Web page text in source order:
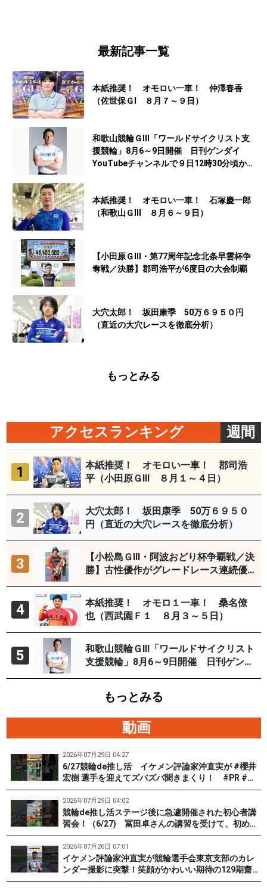
最新記事一覧
本紙推奨！ オモロい一車！ 仲澤春香
（佐世保ＧⅠ ８月７～９日）
和歌山競輪ＧⅢ「ワールドサイクリスト支
援競輪」8月6～9日開催 日刊ゲンダイ
YouTubeチャンネルで９日12時30分頃から
本紙推奨！ オモロい一車！ 石塚慶一郎
（和歌山ＧⅢ ８月６～９日）
【小田原ＧⅢ・第77周年記念北条早雲杯争
奪戦／決勝】郡司浩平が6度目の大会制覇
大穴太郎！ 坂田康季 50万６９５０円
（直近の大穴レースを徹底分析）
もっとみる
アクセスランキング 週間
1
本紙推奨！ オモロい一車！ 郡司浩
平（小田原ＧⅢ ８月１～４日）
2
大穴太郎！ 坂田康季 50万６９５０
円（直近の大穴レースを徹底分析）
3
【小松島ＧⅢ・阿波おどり杯争覇戦／決
勝】古性優作がグレードレース連続優
4
本紙推奨！ オモロ１一車！ 桑名僚
也（西武園Ｆ１ ８月３～５日）
5
和歌山競輪ＧⅢ「ワールドサイクリスト
支援競輪」8月6～9日開催 日刊ゲンダ
もっとみる
動画
2026年07月29日 04:27
6/27競輪de推し活 イケメン評論家沖直実が #櫻井
宏樹 選手を迎えてズバズバ聞きまくり！ #PR #松
戸けいりん #和田健太郎
2026年07月29日 04:02
競輪de推し活ステージ後に急遽開催された初心者講
習会！（6/27) 冨田卓さんの講習を受けて、初めて
チャレンジした女子たち。果たして…？ #PR #松戸
けいりん #和田健太郎 #沖直実
2026年07月26日 07:01
イケメン評論家沖直実が競輪選手会東京支部のカレ
ンダー撮影に突撃！笑顔がかわいい期待の129期齋藤
宏樹選手登場！ #pr #松戸けいりん